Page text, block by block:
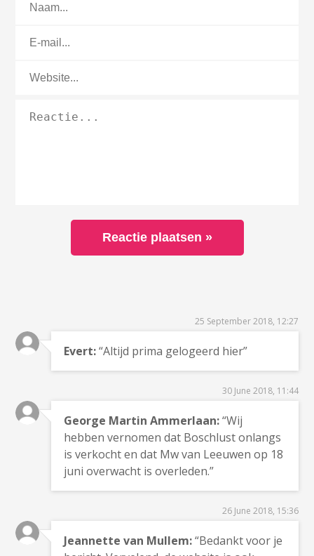
25 September 2018, 12:27
Evert:“Altijd prima gelogeerd hier”
30 June 2018, 11:44
George Martin Ammerlaan:“Wij
hebben vernomen dat Boschlust onlangs
is verkocht en dat Mw van Leeuwen op 18
juni overwacht is overleden.”
26 June 2018, 15:36
Jeannette van Mullem:“Bedankt voor je